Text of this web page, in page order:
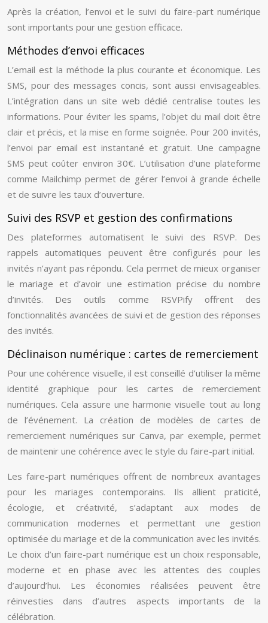
Après la création, l’envoi et le suivi du faire-part numérique
sont importants pour une gestion efficace.
Méthodes d’envoi efficaces
L’email est la méthode la plus courante et économique. Les
SMS, pour des messages concis, sont aussi envisageables.
L’intégration dans un site web dédié centralise toutes les
informations. Pour éviter les spams, l’objet du mail doit être
clair et précis, et la mise en forme soignée. Pour 200 invités,
l’envoi par email est instantané et gratuit. Une campagne
SMS peut coûter environ 30€. L’utilisation d’une plateforme
comme Mailchimp permet de gérer l’envoi à grande échelle
et de suivre les taux d’ouverture.
Suivi des RSVP et gestion des confirmations
Des plateformes automatisent le suivi des RSVP. Des
rappels automatiques peuvent être configurés pour les
invités n’ayant pas répondu. Cela permet de mieux organiser
le mariage et d’avoir une estimation précise du nombre
d’invités. Des outils comme RSVPify offrent des
fonctionnalités avancées de suivi et de gestion des réponses
des invités.
Déclinaison numérique : cartes de remerciement
Pour une cohérence visuelle, il est conseillé d’utiliser la même
identité graphique pour les cartes de remerciement
numériques. Cela assure une harmonie visuelle tout au long
de l’événement. La création de modèles de cartes de
remerciement numériques sur Canva, par exemple, permet
de maintenir une cohérence avec le style du faire-part initial.
Les faire-part numériques offrent de nombreux avantages
pour les mariages contemporains. Ils allient praticité,
écologie, et créativité, s’adaptant aux modes de
communication modernes et permettant une gestion
optimisée du mariage et de la communication avec les invités.
Le choix d’un faire-part numérique est un choix responsable,
moderne et en phase avec les attentes des couples
d’aujourd’hui. Les économies réalisées peuvent être
réinvesties dans d’autres aspects importants de la
célébration.